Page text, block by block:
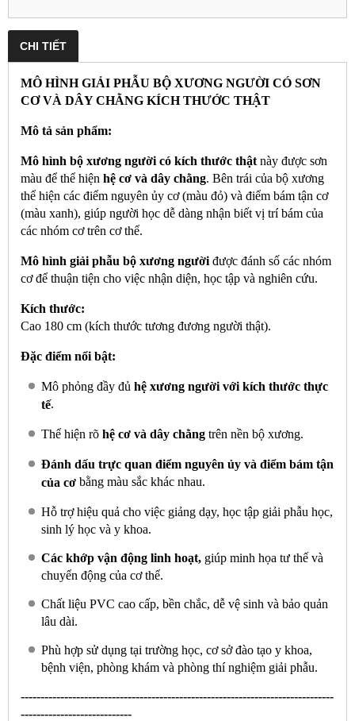
CHI TIẾT
MÔ HÌNH GIẢI PHẪU BỘ XƯƠNG NGƯỜI CÓ SƠN
CƠ VÀ DÂY CHẰNG KÍCH THƯỚC THẬT
Mô tả sản phẩm:
Mô hình bộ xương người có kích thước thật này được sơn
màu để thể hiện hệ cơ và dây chằng. Bên trái của bộ xương
thể hiện các điểm nguyên ủy cơ (màu đỏ) và điểm bám tận cơ
(màu xanh), giúp người học dễ dàng nhận biết vị trí bám của
các nhóm cơ trên cơ thể.
Mô hình giải phẫu bộ xương người được đánh số các nhóm
cơ để thuận tiện cho việc nhận diện, học tập và nghiên cứu.
Kích thước:
Cao 180 cm (kích thước tương đương người thật).
Đặc điểm nổi bật:
Mô phỏng đầy đủ hệ xương người với kích thước thực
tế.
Thể hiện rõ hệ cơ và dây chằng trên nền bộ xương.
Đánh dấu trực quan điểm nguyên ủy và điểm bám tận
của cơ bằng màu sắc khác nhau.
Hỗ trợ hiệu quả cho việc giảng dạy, học tập giải phẫu học,
sinh lý học và y khoa.
Các khớp vận động linh hoạt, giúp minh họa tư thế và
chuyển động của cơ thể.
Chất liệu PVC cao cấp, bền chắc, dễ vệ sinh và bảo quản
lâu dài.
Phù hợp sử dụng tại trường học, cơ sở đào tạo y khoa,
bệnh viện, phòng khám và phòng thí nghiệm giải phẫu.
-------------------------------------------------------------------------------
----------------------------